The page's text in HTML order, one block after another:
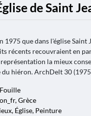
de Saint
1975 que dans l'église Saint
récents recouvraient en
la mieux
hiéron. ArchDelt 30
Fouille
Grèce
Église, Peinture